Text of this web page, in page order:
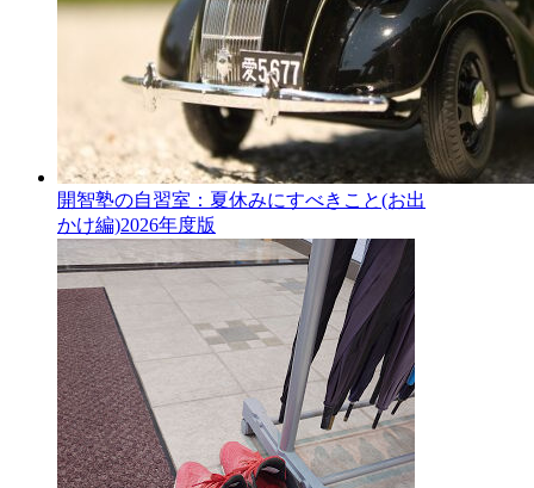
開智塾の自習室：夏休みにすべきこと(お出
かけ編)2026年度版